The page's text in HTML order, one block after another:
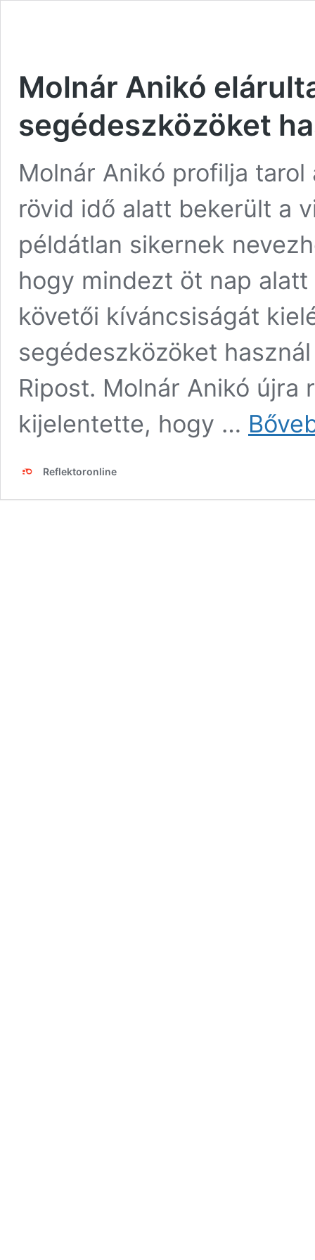
Molnár Anikó
segédeszközöket
Molnár Anikó profilja
rövid idő alatt bekerült a
példátlan sikernek
hogy mindezt öt nap
követői kíváncsiságát
segédeszközöket
Ripost. Molnár Anikó
kijelentette, hogy …
Reflektoronline